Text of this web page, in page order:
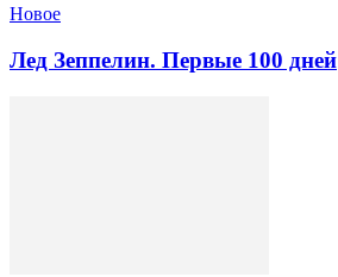
Новоe
Лед Зеппелин. Первые 100 дней